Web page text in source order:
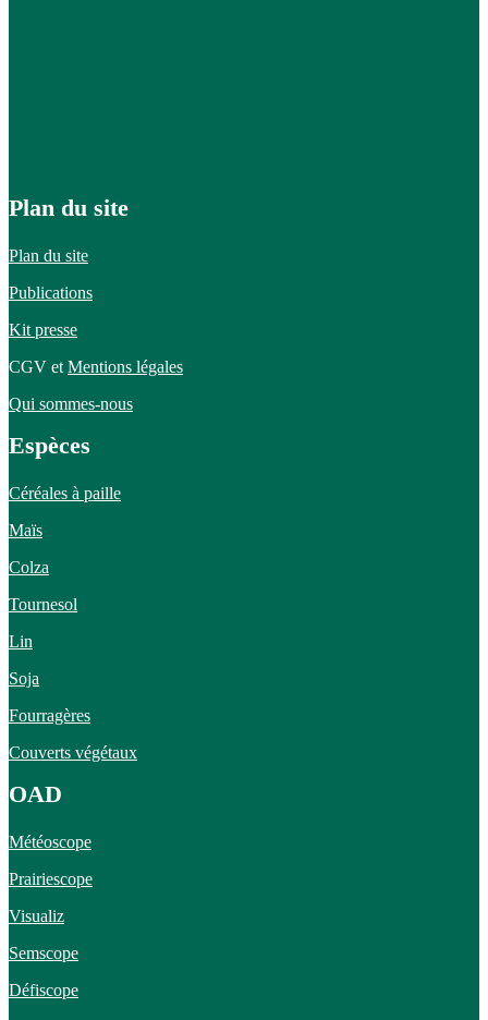
Plan du site
Plan du site
Publications
Kit presse
CGV et Mentions légales
Qui sommes-nous
Espèces
Céréales à paille
Maïs
Colza
Tournesol
Lin
Soja
Fourragères
Couverts végétaux
OAD
Météoscope
Prairiescope
Visualiz
Semscope
Défiscope